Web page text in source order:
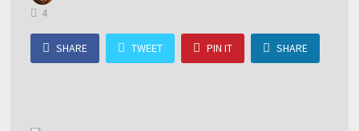
4
SHARE TWEET PIN IT SHARE